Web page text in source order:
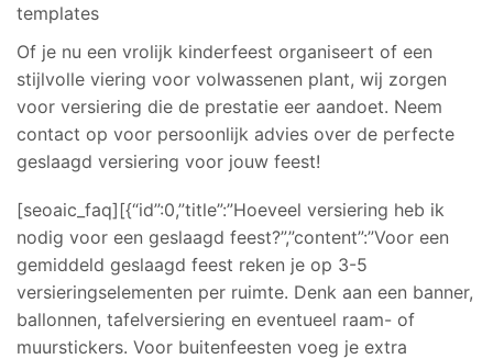
templates
Of je nu een vrolijk kinderfeest organiseert of een
stijlvolle viering voor volwassenen plant, wij zorgen
voor versiering die de prestatie eer aandoet. Neem
contact op voor persoonlijk advies over de perfecte
geslaagd versiering voor jouw feest!
[seoaic_faq][{“id”:0,”title”:”Hoeveel versiering heb ik
nodig voor een geslaagd feest?”,”content”:”Voor een
gemiddeld geslaagd feest reken je op 3-5
versieringselementen per ruimte. Denk aan een banner,
ballonnen, tafelversiering en eventueel raam- of
muurstickers. Voor buitenfeesten voeg je extra